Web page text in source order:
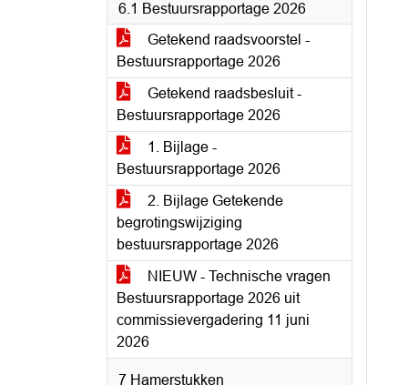
6.1 Bestuursrapportage 2026
Getekend raadsvoorstel -
Bestuursrapportage 2026
Getekend raadsbesluit -
Bestuursrapportage 2026
1. Bijlage -
Bestuursrapportage 2026
2. Bijlage Getekende
begrotingswijziging
bestuursrapportage 2026
NIEUW - Technische vragen
Bestuursrapportage 2026 uit
commissievergadering 11 juni
2026
7 Hamerstukken